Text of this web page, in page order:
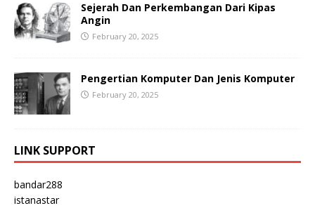
Sejerah Dan Perkembangan Dari Kipas
Angin
February 20, 2025
Pengertian Komputer Dan Jenis Komputer
February 20, 2025
LINK SUPPORT
bandar288
istanastar